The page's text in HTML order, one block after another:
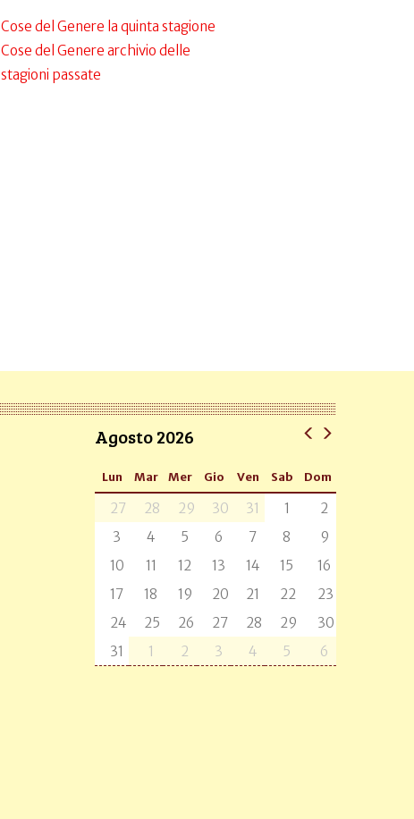
Cose del Genere la quinta stagione
Cose del Genere archivio delle
stagioni passate
Agosto 2026
Lun Mar Mer Gio Ven Sab Dom
27 28 29 30 31 1
2
3
4 5 6 7 8
9
10
11 12 13 14 15
16
17
18 19 20 21 22
23
24
25 26 27 28 29
30
31
1 2 3 4 5 6